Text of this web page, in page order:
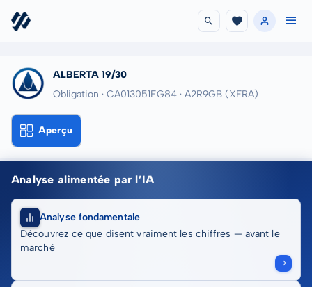
ALBERTA 19/30
Obligation · CA013051EG84 · A2R9GB (XFRA)
Aperçu
Analyse alimentée par l’IA
Analyse fondamentale
Découvrez ce que disent vraiment les chiffres — avant le
marché